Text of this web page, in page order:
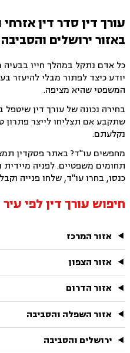
עורך דין סדר דין
באזור ירושלים
כל אדם נתקל במהלך חייו בבעיה
יודע כיצד לפתור מבלי להיעזר
המשפטי שהיא מציפה.
בחירה נכונה של עורך דין
שתקבע אם תצליחו לייצר פתרון
נקלעתם.
מחפשים עו"ד? באתר פסקדין
תחומים משפטיים. לפניה מיידית
כנסו, בחרו עו"ד, שלחו פנייה
חיפוש עורך דין לפי עיר
אזור המרכז
אזור הצפון
אזור הדרום
אזור השפלה והסביבה
ירושלים והסביבה